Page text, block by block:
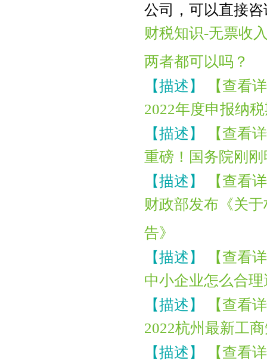
公司，可以直接
财税知识-无票收
两者都可以吗？
【描述】
【查看
2022年度申报纳
【描述】
【查看
重磅！国务院刚
【描述】
【查看
财政部发布《关
告》
【描述】
【查看
中小企业怎么合
【描述】
【查看
2022杭州最新工
【描述】
【查看